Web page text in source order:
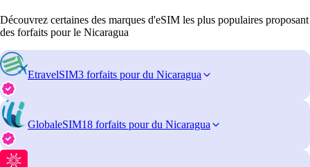
Découvrez certaines des marques d'eSIM les plus populaires proposant
des forfaits pour le Nicaragua
EtravelSIM3 forfaits pour du Nicaragua
GlobaleSIM18 forfaits pour du Nicaragua